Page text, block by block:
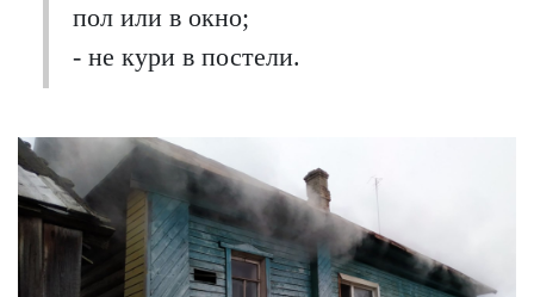
пол или в окно;
- не кури в постели.